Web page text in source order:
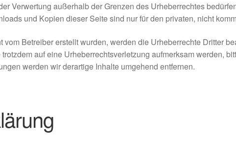
Verwertung außerhalb der Grenzen des Urheberrechtes
und Kopien dieser Seite sind nur für den privaten, nicht
Betreiber erstellt wurden, werden die Urheberrechte Dritter
auf eine Urheberrechtsverletzung aufmerksam werden,
werden wir derartige Inhalte umgehend entfernen.